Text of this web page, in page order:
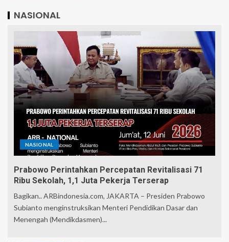
NASIONAL
NASIONAL
Prabowo Perintahkan Percepatan Revitalisasi 71
Ribu Sekolah, 1,1 Juta Pekerja Terserap
Bagikan.. ARBindonesia.com, JAKARTA – Presiden Prabowo
Subianto menginstruksikan Menteri Pendidikan Dasar dan
Menengah (Mendikdasmen)...